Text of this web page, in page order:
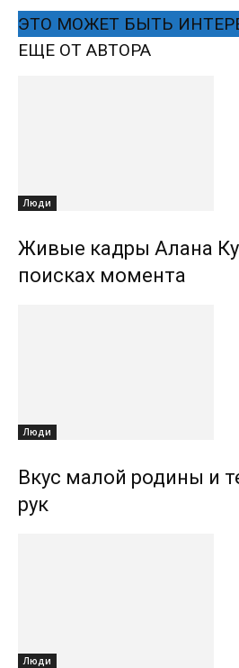
ЭТО МОЖЕТ БЫТЬ
ЕЩЕ ОТ АВТОРА
Люди
Живые кадры Алана
поисках момента
Люди
Вкус малой родины и
рук
Люди